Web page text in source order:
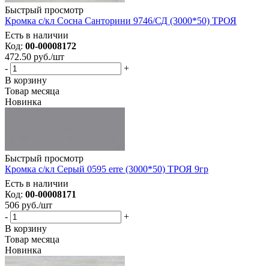
Быстрый просмотр
Кромка с/кл Сосна Санторини 9746/СД (3000*50) ТРОЯ
Есть в наличии
Код: 00-00008172
472.50 руб./шт
-
+
В корзину
Товар месяца
Новинка
Быстрый просмотр
Кромка с/кл Серый 0595 erre (3000*50) ТРОЯ 9гр
Есть в наличии
Код: 00-00008171
506 руб./шт
-
+
В корзину
Товар месяца
Новинка